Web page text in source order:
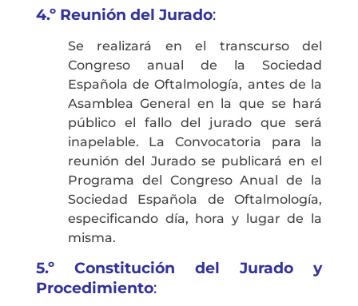
4.º Reunión del Jurado:
Se realizará en el transcurso del
Congreso anual de la Sociedad
Española de Oftalmología, antes de la
Asamblea General en la que se hará
público el fallo del jurado que será
inapelable. La Convocatoria para la
reunión del Jurado se publicará en el
Programa del Congreso Anual de la
Sociedad Española de Oftalmología,
especificando día, hora y lugar de la
misma.
5.º Constitución del Jurado y
Procedimiento: